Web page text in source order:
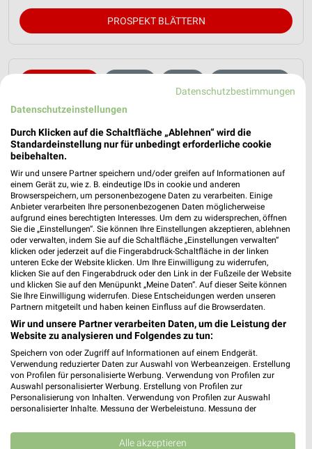
PROSPEKT BLÄTTERN
Jetzt alle "Obst & Gemüse" Themen entdecken!
Nächste Filiale
Ostpreußenplatz 3
Datenschutzbestimmungen
Datenschutzeinstellungen
Durch Klicken auf die Schaltfläche „Ablehnen“ wird die
Standardeinstellung nur für unbedingt erforderliche cookie
beibehalten.
Wir und unsere Partner speichern und/oder greifen auf Informationen auf
einem Gerät zu, wie z. B. eindeutige IDs in cookie und anderen
Browserspeichern, um personenbezogene Daten zu verarbeiten. Einige
Anbieter verarbeiten Ihre personenbezogenen Daten möglicherweise
aufgrund eines berechtigten Interesses. Um dem zu widersprechen, öffnen
Sie die „Einstellungen“. Sie können Ihre Einstellungen akzeptieren, ablehnen
oder verwalten, indem Sie auf die Schaltfläche „Einstellungen verwalten“
klicken oder jederzeit auf die Fingerabdruck-Schaltfläche in der linken
unteren Ecke der Website klicken. Um Ihre Einwilligung zu widerrufen,
klicken Sie auf den Fingerabdruck oder den Link in der Fußzeile der Website
und klicken Sie auf den Menüpunkt „Meine Daten“. Auf dieser Seite können
Sie Ihre Einwilligung widerrufen. Diese Entscheidungen werden unseren
Partnern mitgeteilt und haben keinen Einfluss auf die Browserdaten.
Wir und unsere Partner verarbeiten Daten, um die Leistung der
Website zu analysieren und Folgendes zu tun:
Speichern von oder Zugriff auf Informationen auf einem Endgerät.
Verwendung reduzierter Daten zur Auswahl von Werbeanzeigen. Erstellung
von Profilen für personalisierte Werbung. Verwendung von Profilen zur
Auswahl personalisierter Werbung. Erstellung von Profilen zur
Personalisierung von Inhalten. Verwendung von Profilen zur Auswahl
personalisierter Inhalte. Messung der Werbeleistung. Messung der
Kombinationen von Daten aus verschiedenen Quellen. Entwicklung und
Verbesserung der Angebote. Verwendung reduzierter Daten zur Auswahl
Alle akzeptieren